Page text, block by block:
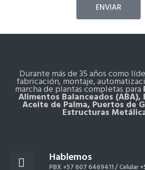
ENVIAR
Durante más de 35 años como
fabricación, montaje,
marcha de plantas completas para
Alimentos Balanceados (ABA),
Aceite de Palma, Puertos de
Estructuras
Hablemos
PBX +57 607 6469411 /Celular